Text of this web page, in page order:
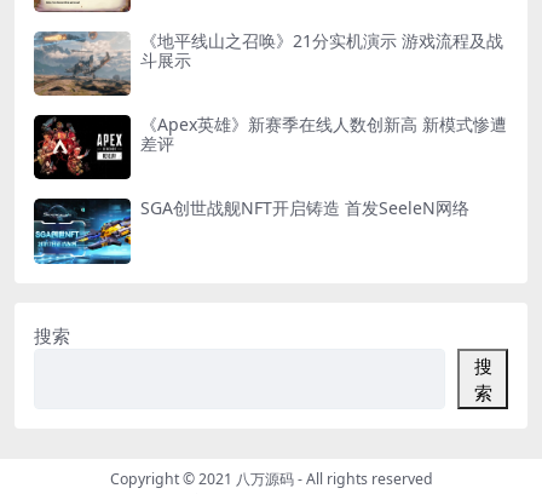
《地平线山之召唤》21分实机演示 游戏流程及战
斗展示
《Apex英雄》新赛季在线人数创新高 新模式惨遭
差评
SGA创世战舰NFT开启铸造 首发SeeleN网络
搜索
搜
索
Copyright © 2021 八万源码- All rights reserved